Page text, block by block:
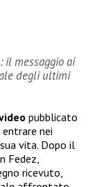
il messaggio ai
degli ultimi
pubblicato
nei
vita. Dopo il
Fedez,
ricevuto,